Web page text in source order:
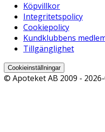
Köpvillkor
Integritetspolicy
Cookiepolicy
Kundklubbens
Tillgänglighet
Cookieinställningar
© Apoteket AB 2009 -